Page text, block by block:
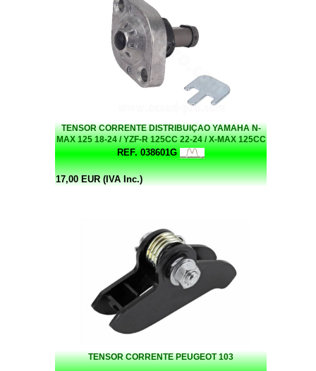
TENSOR CORRENTE DISTRIBUIÇAO YAMAHA N-
MAX 125 18-24 / YZF-R 125CC 22-24 / X-MAX 125CC
2022 / MT 125 / TRICITY 125CC 2022 (OEM : 2PV-
E2210-01)
REF. 038601G
17,00 EUR (IVA Inc.)
TENSOR CORRENTE PEUGEOT 103